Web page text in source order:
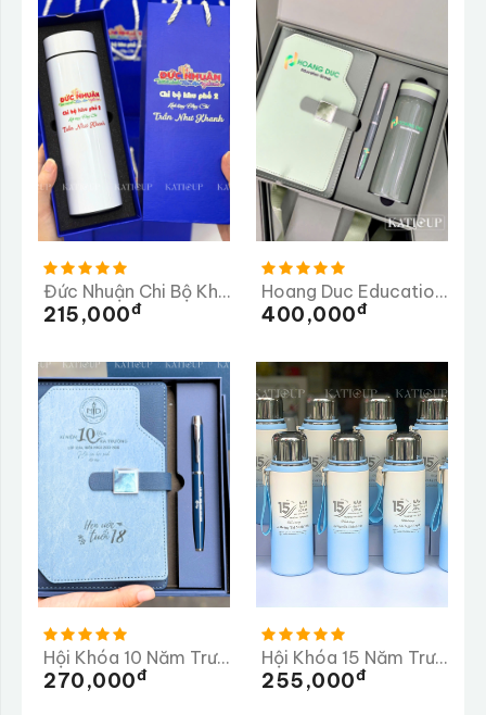
Đức Nhuận Chi Bộ Khu Phố 2
215,000Đ
Hoang Duc Education Group
400,000Đ
Hội Khóa 10 Năm Trường THPT Mộng Dương
270,000Đ
Hội Khóa 15 Năm Trường THPT Ba Bể
255,000Đ